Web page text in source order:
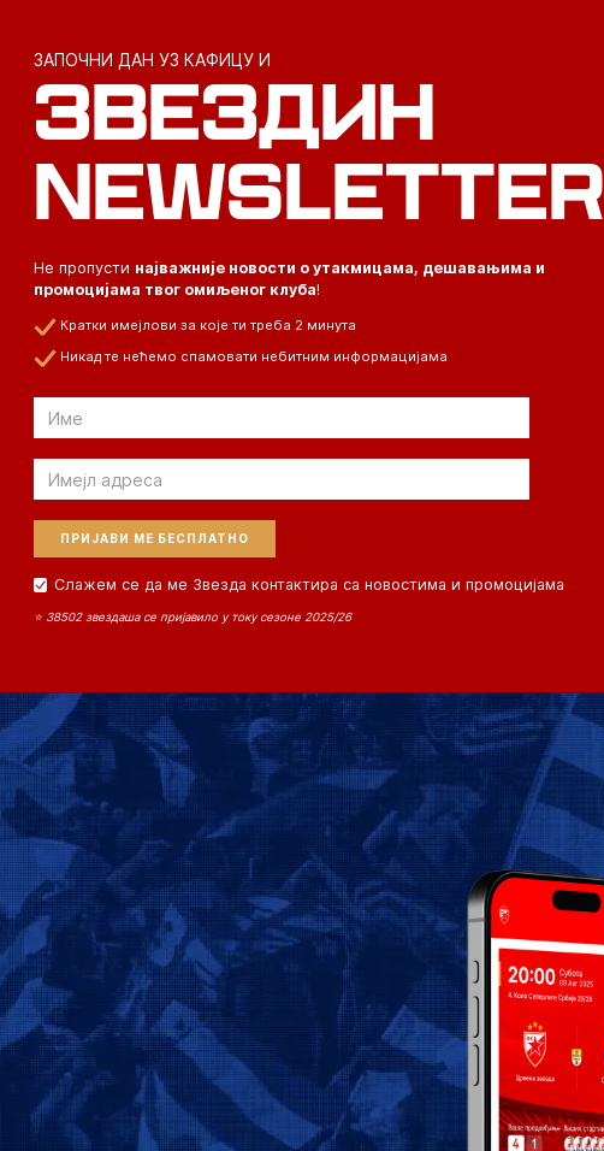
ЗАПОЧНИ ДАН УЗ КАФИЦУ И
ЗВЕЗДИН
NEWSLETTER
Не пропусти најважније новости о утакмицама, дешавањима и
промоцијама твог омиљеног клуба!
Кратки имејлови за које ти треба 2 минута
Никад те нећемо спамовати небитним информацијама
Email
Email
Слажем се да ме Звезда контактира са новостима и промоцијама
⭐ 38502 звездаша се пријавило у току сезоне 2025/26